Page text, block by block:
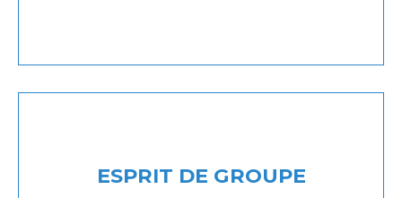
ESPRIT DE GROUPE